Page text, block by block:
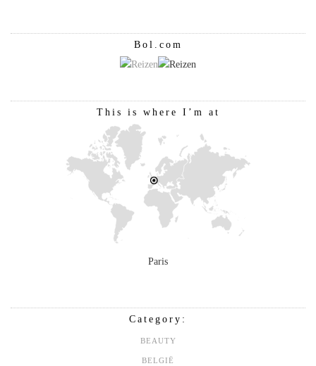
Bol.com
This is where I’m at
Paris
Category:
BEAUTY
BELGIË